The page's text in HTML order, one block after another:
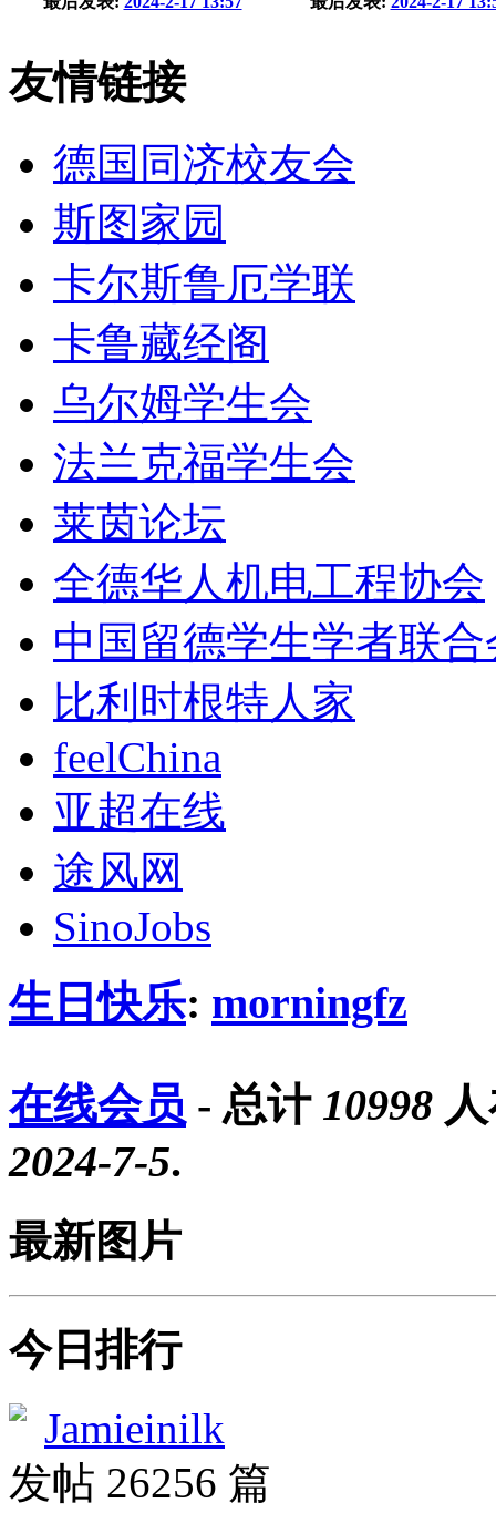
友情链接
德国同济校友会
斯图家园
卡尔斯鲁厄学联
卡鲁藏经阁
乌尔姆学生会
法兰克福学生会
莱茵论坛
全德华人机电工程协会
中国留德学生学者联合
比利时根特人家
feelChina
亚超在线
途风网
SinoJobs
生日快乐: morningfz
在线会员 - 总计 10998
2024-7-5.
最新图片
今日排行
Jamieinilk
发帖 26256 篇